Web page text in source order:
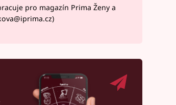
pro magazín Prima Ženy a